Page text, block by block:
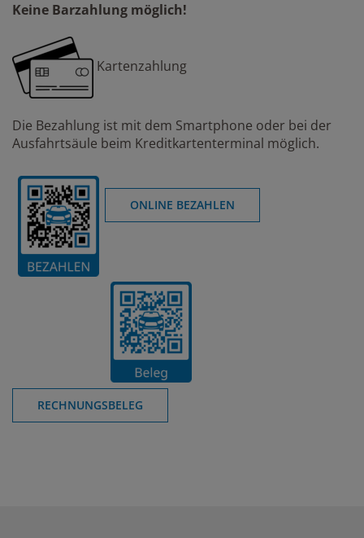
Keine Barzahlung möglich!
Kartenzahlung
Die Bezahlung ist mit dem Smartphone oder bei der
Ausfahrtsäule beim Kreditkartenterminal möglich.
ONLINE BEZAHLEN
RECHNUNGSBELEG